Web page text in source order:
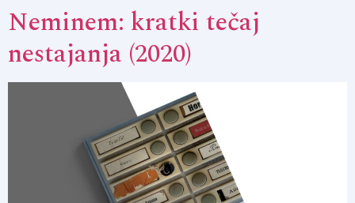
Neminem: kratki tečaj
nestajanja (2020)